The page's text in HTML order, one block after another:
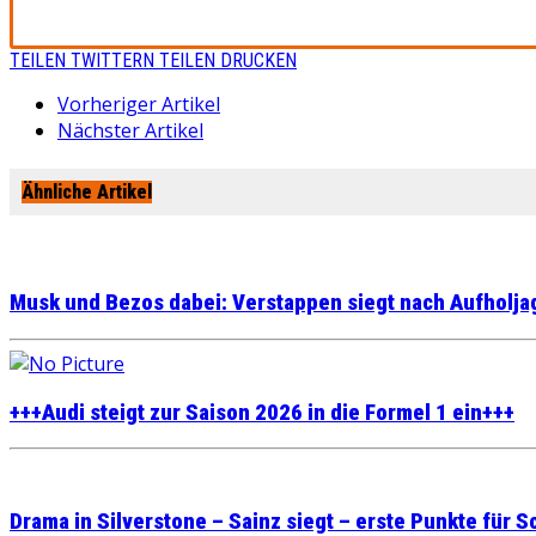
TEILEN TWITTERN TEILEN DRUCKEN
Vorheriger Artikel
Nächster Artikel
Ähnliche Artikel
Musk und Bezos dabei: Verstappen siegt nach
+++Audi steigt zur Saison 2026 in die Formel 1 ein+++
Drama in Silverstone – Sainz siegt – erste Punkte für